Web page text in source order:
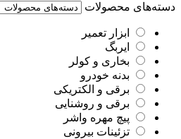
دسته‌های محصولات
ابزار تعمیر
ایربگ
بخاری و کولر
بدنه خودرو
برقی و الکتریکی
برقی و روشنایی
پیچ مهره واشر
تزئینات بیرونی